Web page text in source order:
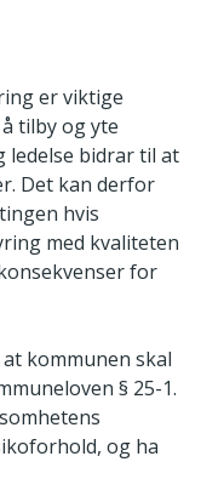
er viktige
tilby og yte
ledelse bidrar til at
Det kan derfor
hvis
med kvaliteten
for
kommunen skal
§ 25-1.
og ha